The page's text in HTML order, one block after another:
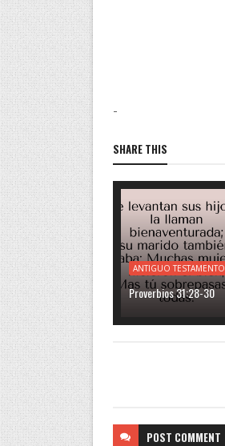
-
SHARE THIS
ANTIGUO TESTAMENTO
Proverbios 31:28-30
POST COMMENT